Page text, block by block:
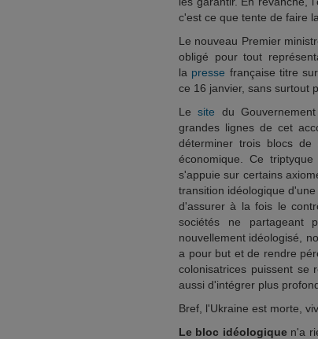
c'est ce que tente de faire
Le nouveau Premier
obligé pour tout
la presse française titre
ce 16 janvier, sans surtout
Lesite du
grandes lignes de cet
déterminer trois blocs
économique. Ce
s'appuie sur certains
transition idéologique
d'assurer à la fois le
sociétés ne partageant
nouvellement idéologisé,
a pour but et de rendre
colonisatrices puissent se
aussi d'intégrer plus
Bref, l'Ukraine est morte,
Le bloc idéologiquen'a